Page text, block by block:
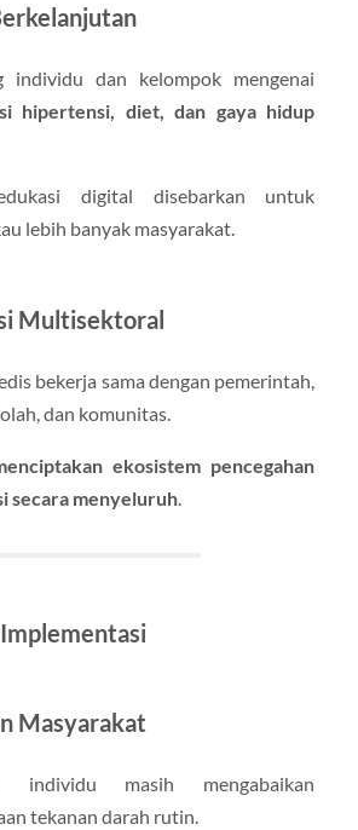
individu dan kelompok mengenai
hipertensi, diet, dan gaya hidup
digital disebarkan untuk
lebih banyak masyarakat.
Multisektoral
bekerja sama dengan pemerintah,
dan komunitas.
ekosistem pencegahan
secara menyeluruh.
Masyarakat
individu masih mengabaikan
tekanan darah rutin.